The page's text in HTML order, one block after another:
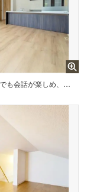
料理をしながらでも会話が楽しめ、家族の様子を見守ることができます。